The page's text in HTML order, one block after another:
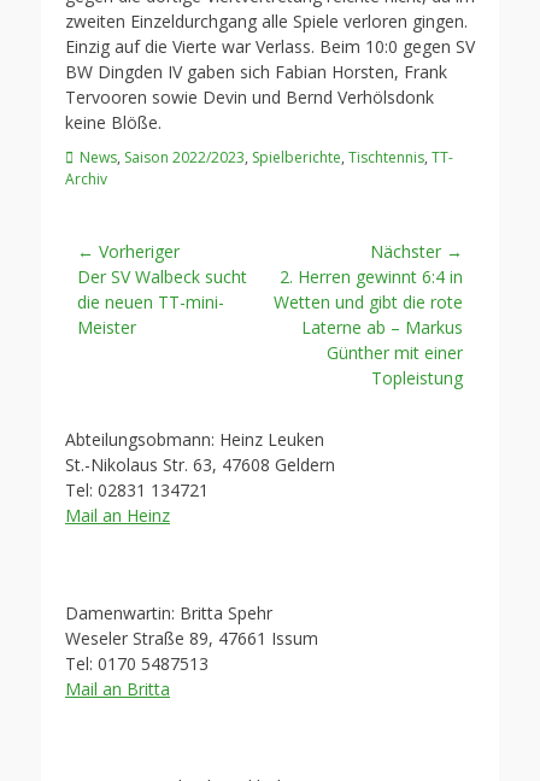
zweiten Einzeldurchgang alle Spiele verloren gingen.
Einzig auf die Vierte war Verlass. Beim 10:0 gegen SV
BW Dingden IV gaben sich Fabian Horsten, Frank
Tervooren sowie Devin und Bernd Verhölsdonk
keine Blöße.
Kategorien
News, Saison 2022/2023, Spielberichte, Tischtennis, TT-
Archiv
Beitragsnavigation
← Vorheriger
Vorheriger
Beitrag:
Der SV Walbeck sucht
die neuen TT-mini-
Meister
Nächster →
Nächster
Beitrag:
2. Herren gewinnt 6:4 in
Wetten und gibt die rote
Laterne ab – Markus
Günther mit einer
Topleistung
Abteilungsobmann: Heinz Leuken
St.-Nikolaus Str. 63, 47608 Geldern
Tel: 02831 134721
Mail an Heinz
Damenwartin: Britta Spehr
Weseler Straße 89, 47661 Issum
Tel: 0170 5487513
Mail an Britta